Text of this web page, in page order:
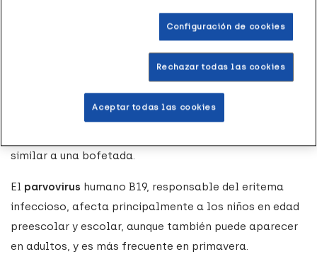
¿Qué es el parvovirus o ‘virus de la
también como ‘virus de la bofetada’ o quinta
enfermedad, es una infección viral que se reconoce
similar a una bofetada.
El parvovirus humano B19, responsable del eritema
infeccioso, afecta principalmente a los niños en edad
preescolar y escolar, aunque también puede aparecer
en adultos, y es más frecuente en primavera.
Configuración de cookies
Rechazar todas las cookies
Aceptar todas las cookies